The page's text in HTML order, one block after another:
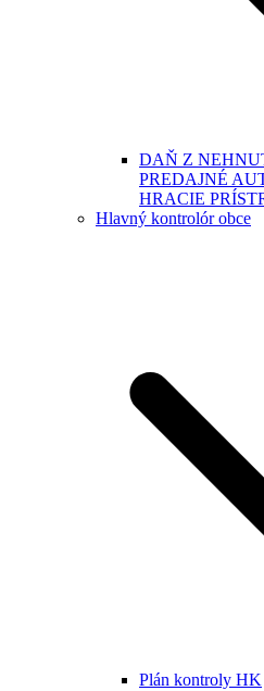
DAŇ Z
PREDAJNÉ
HRACIE
Hlavný kontrolór obce
Plán kontroly HK